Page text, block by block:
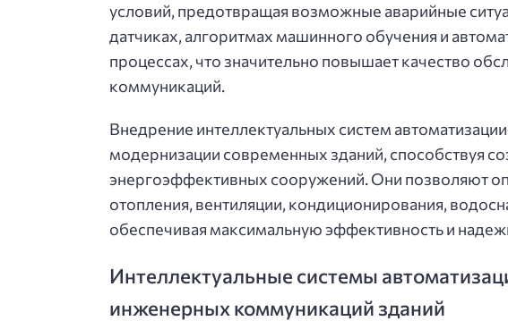
условий, предотвращая возможные аварийные
датчиках, алгоритмах машинного обучения и
процессах, что значительно повышает качество
коммуникаций.
Внедрение интеллектуальных систем
модернизации современных зданий, способствуя
энергоэффективных сооружений. Они позволяют
отопления, вентиляции, кондиционирования,
обеспечивая максимальную эффективность и
Интеллектуальные системы
инженерных коммуникаций зданий